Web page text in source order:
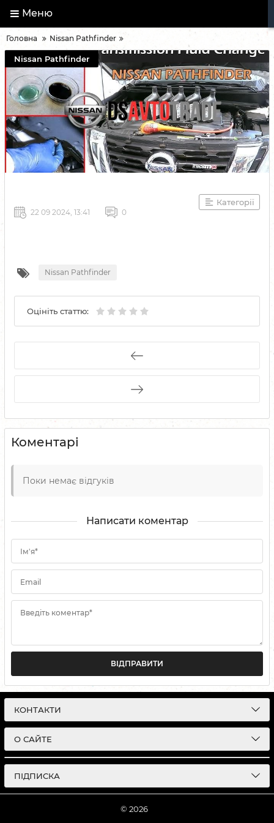
Меню
Головна Nissan Pathfinder
Nissan Pathfinder
Категорії
22 09 2024, 13:41 0
Nissan Pathfinder
Оцініть статтю:
Коментарі
Поки немає відгуків
Написати коментар
Ім'я*
Email
Введіть коментар*
ВІДПРАВИТИ
КОНТАКТИ
О САЙТЕ
ПІДПИСКА
© 2026